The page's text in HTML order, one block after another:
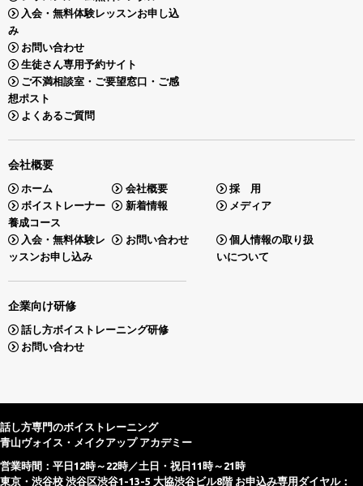
入会・無料体験レッスンお申し込
み
お問い合わせ
生徒さん専用予約サイト
ご不満相談室・ご要望窓口・ご感
想ポスト
よくあるご質問
会社概要
ホーム 会社概要
採 用
ボイストレーナー
養成コース
新着情報 メディア
入会・無料体験レ
ッスンお申し込み
お問い合わせ
個人情報の取り扱
いについて
企業向け研修
話し方ボイストレーニング研修
お問い合わせ
話し方専門のボイストレーニング
青山ヴォイス・メイクアップ アカデミー
営業時間：平日12時～22時／土日・祝日11時～21時
東京・渋谷校 渋谷区渋谷1-13-5 大協渋谷ビル8階 お申込み専用ダイヤル：